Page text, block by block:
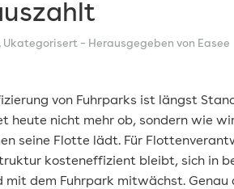
, Ukategorisert– Herausgegeben von Easee
von Fuhrparks ist längst
heute nicht mehr ob, sondern wie
seine Flotte lädt. Für
kosteneffizient bleibt, sich in
mit dem Fuhrpark mitwächst. Genau